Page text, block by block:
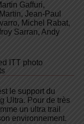
Gaffuri,
Jean-Paul
Michel Rabat,
Sarran, Andy
le support du
Ultra. Pour de très
un ultra trail
environnement.